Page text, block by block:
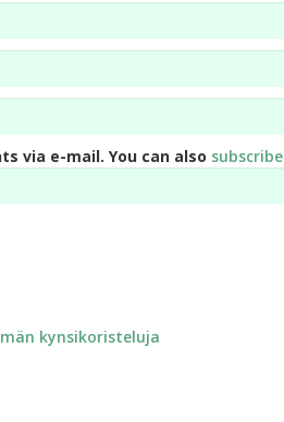
via e-mail. You can also subscribe
kynsikoristeluja